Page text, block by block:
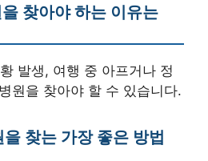
찾아야 하는 이유는
발생, 여행 중 아프거나 정
원을 찾아야 할 수 있습니다.
찾는 가장 좋은 방법